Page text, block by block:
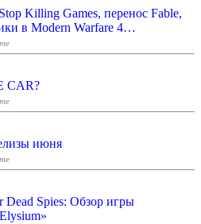
Killing Games, перенос Fable,
в Modern Warfare 4…
CAR?
июня
Spies: Обзор игры